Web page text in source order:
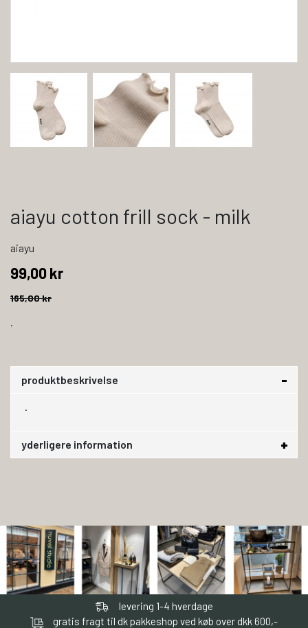
aiayu cotton frill sock - milk
aiayu
99,00 kr
165,00 kr
.
produktbeskrivelse
.
yderligere information
levering 1-4 hverdage
gratis fragt til dk pakkeshop ved køb over dkk 600,-